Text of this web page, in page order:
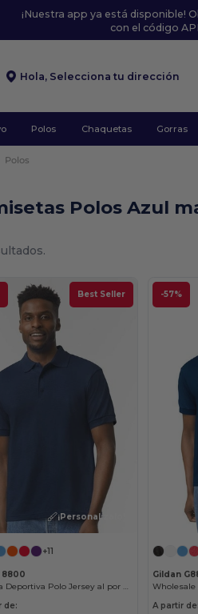
¡Nuestra app ya está disponible!
con el código
Hola, Selecciona tu dirección
Polos Chaquetas Gorras
Polos
Polos Azul
Best Seller
¡Personalízalo!
+11
8800
Remera Deportiva Polo Jersey al por mayor
de:
-57%
Gildan
A partir de: